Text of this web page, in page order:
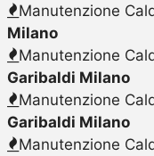
Manutenzione
Milano
Manutenzione
Garibaldi Milano
Manutenzione
Garibaldi Milano
Manutenzione